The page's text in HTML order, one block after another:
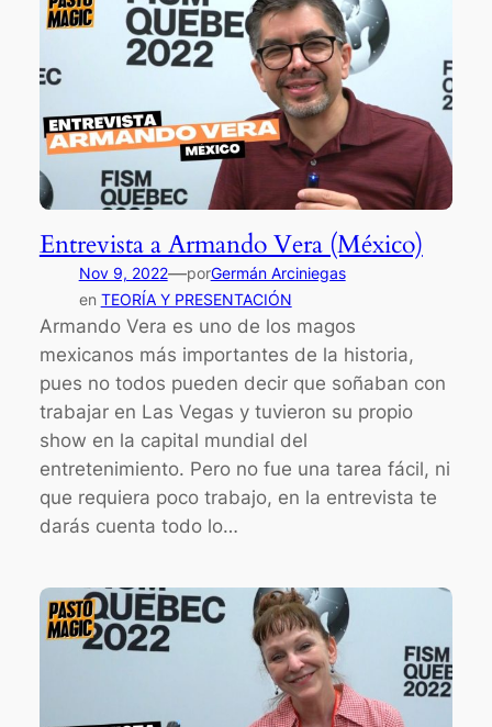
Entrevista a Armando Vera (México)
Nov 9, 2022—porGermán Arciniegas
en TEORÍA Y PRESENTACIÓN
Armando Vera es uno de los magos
mexicanos más importantes de la historia,
pues no todos pueden decir que soñaban con
trabajar en Las Vegas y tuvieron su propio
show en la capital mundial del
entretenimiento. Pero no fue una tarea fácil, ni
que requiera poco trabajo, en la entrevista te
darás cuenta todo lo…